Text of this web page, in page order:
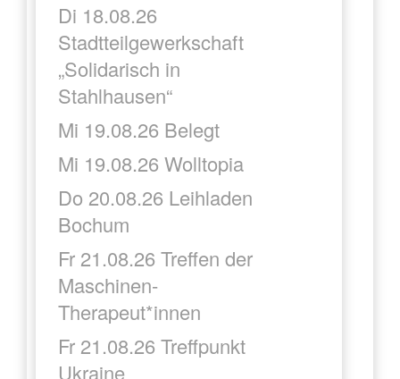
Di 18.08.26
Stadtteilgewerkschaft
„Solidarisch in
Stahlhausen“
Mi 19.08.26 Belegt
Mi 19.08.26 Wolltopia
Do 20.08.26 Leihladen
Bochum
Fr 21.08.26 Treffen der
Maschinen-
Therapeut*innen
Fr 21.08.26 Treffpunkt
Ukraine